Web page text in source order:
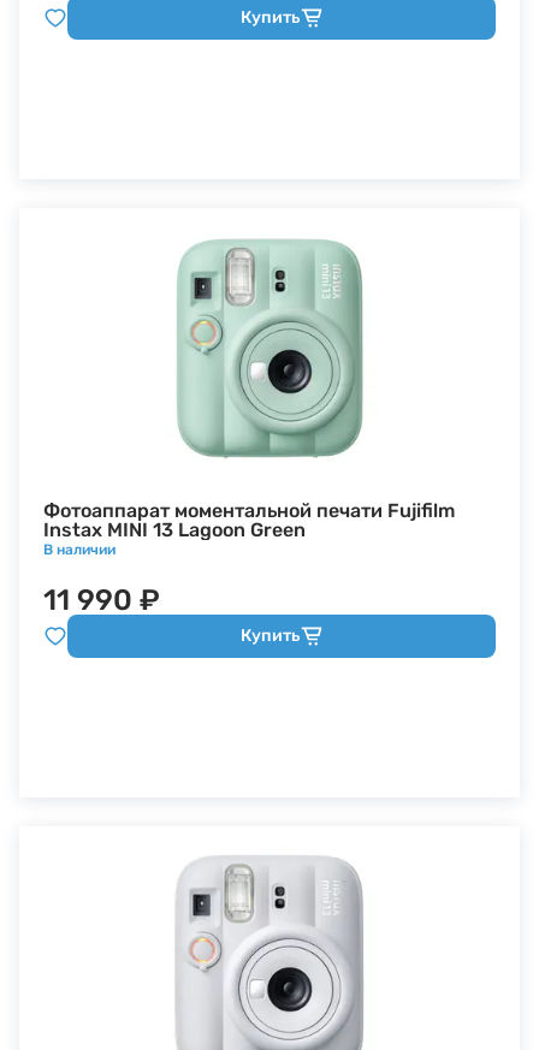
Купить
Фотоаппарат моментальной печати Fujifilm
Instax MINI 13 Lagoon Green
В наличии
11 990 ₽
Купить